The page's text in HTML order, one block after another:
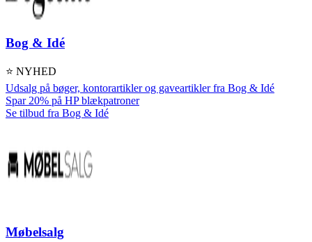
Bog & Idé
⭐ NYHED
Udsalg på bøger, kontorartikler og gaveartikler fra Bog & Idé
Spar 20% på HP blækpatroner
Se tilbud fra Bog & Idé
Møbelsalg